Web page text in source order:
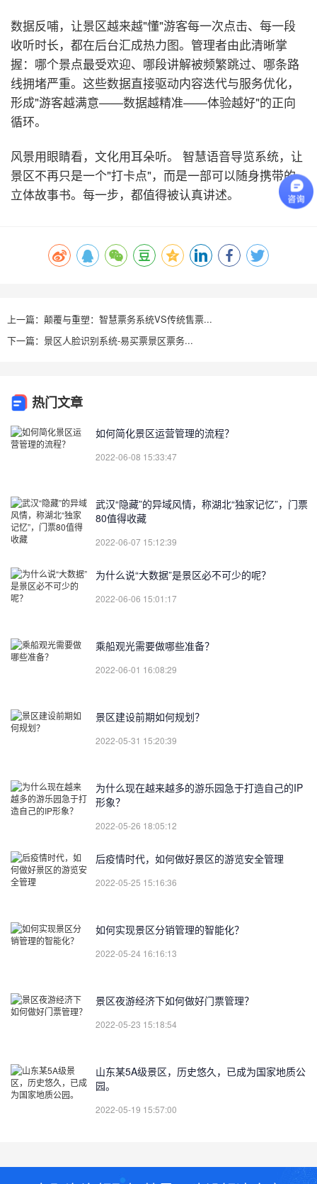
数据反哺，让景区越来越"懂"游客每一次点击、每一段
收听时长，都在后台汇成热力图。管理者由此清晰掌
握：哪个景点最受欢迎、哪段讲解被频繁跳过、哪条路
线拥堵严重。这些数据直接驱动内容迭代与服务优化，
形成"游客越满意——数据越精准——体验越好"的正向
循环。
风景用眼睛看，文化用耳朵听。 智慧语音导览系统，让
景区不再只是一个"打卡点"，而是一部可以随身携带的
立体故事书。每一步，都值得被认真讲述。
上一篇：颠覆与重塑：智慧票务系统VS传统售票...
下一篇：景区人脸识别系统-易买票景区票务...
热门文章
如何简化景区运营管理的流程？
2022-06-08 15:33:47
武汉“隐藏”的异域风情，称湖北“独家记忆”，门票
80值得收藏
2022-06-07 15:12:39
为什么说“大数据”是景区必不可少的呢？
2022-06-06 15:01:17
乘船观光需要做哪些准备？
2022-06-01 16:08:29
景区建设前期如何规划？
2022-05-31 15:20:39
为什么现在越来越多的游乐园急于打造自己的IP
形象？
2022-05-26 18:05:12
后疫情时代，如何做好景区的游览安全管理
2022-05-25 15:16:36
如何实现景区分销管理的智能化？
2022-05-24 16:16:13
景区夜游经济下如何做好门票管理？
2022-05-23 15:18:54
山东某5A级景区，历史悠久，已成为国家地质公
园。
2022-05-19 15:57:00